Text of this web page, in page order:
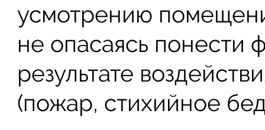
усмотрению
не опасаясь понести
результате
(пожар, стихийное